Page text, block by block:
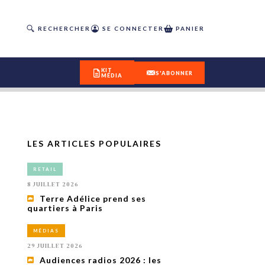
RECHERCHER SE CONNECTER PANIER
KIT
MÉDIA
S'ABONNER
LES ARTICLES POPULAIRES
RETAIL
8 JUILLET 2026
Terre Adélice prend ses
quartiers à Paris
MÉDIAS
29 JUILLET 2026
Audiences radios 2026 : les